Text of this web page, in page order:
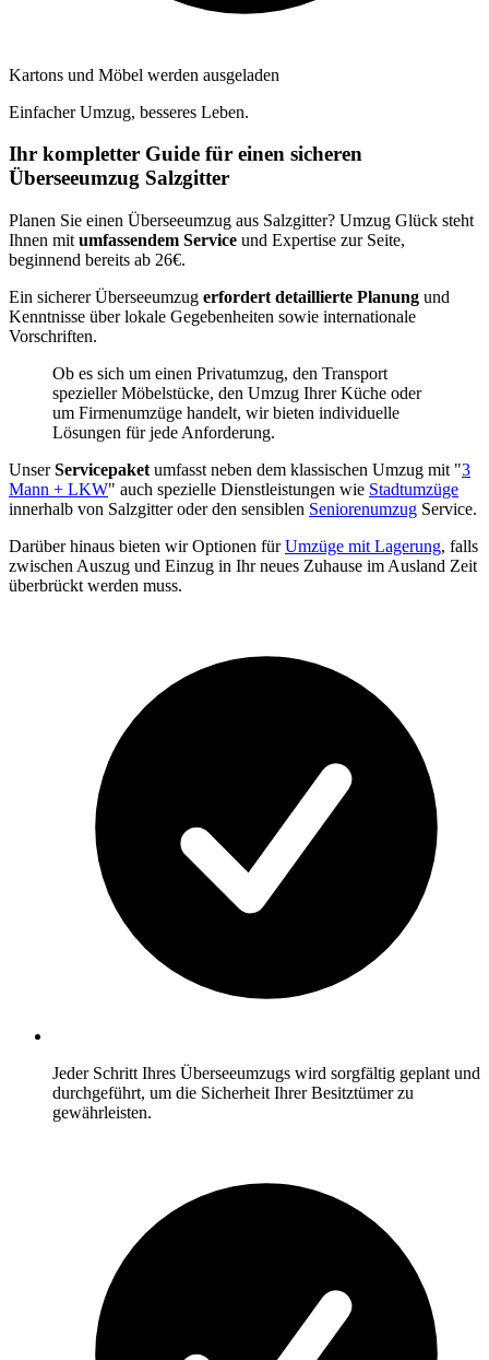
Kartons und Möbel werden ausgeladen
Einfacher Umzug, besseres Leben.
Ihr kompletter Guide für einen sicheren
Überseeumzug Salzgitter
Planen Sie einen Überseeumzug aus Salzgitter? Umzug Glück steht
Ihnen mit umfassendem Service und Expertise zur Seite,
beginnend bereits ab 26€.
Ein sicherer Überseeumzug erfordert detaillierte Planung und
Kenntnisse über lokale Gegebenheiten sowie internationale
Vorschriften.
Ob es sich um einen Privatumzug, den Transport
spezieller Möbelstücke, den Umzug Ihrer Küche oder
um Firmenumzüge handelt, wir bieten individuelle
Lösungen für jede Anforderung.
UnserServicepaket umfasst neben dem klassischen Umzug mit "3
Mann + LKW" auch spezielle Dienstleistungen wie Stadtumzüge
innerhalb von Salzgitter oder den sensiblen Seniorenumzug Service.
Darüber hinaus bieten wir Optionen fürUmzüge mit Lagerung, falls
zwischen Auszug und Einzug in Ihr neues Zuhause im Ausland Zeit
überbrückt werden muss.
Jeder Schritt Ihres Überseeumzugs wird sorgfältig geplant und
durchgeführt, um die Sicherheit Ihrer Besitztümer zu
gewährleisten.